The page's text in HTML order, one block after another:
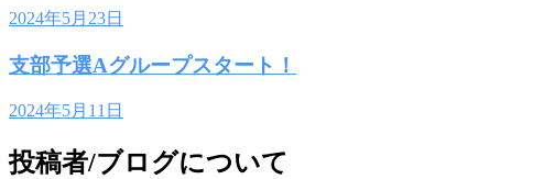
2024年5月23日
支部予選Aグループスタート！
2024年5月11日
投稿者/ブログについて